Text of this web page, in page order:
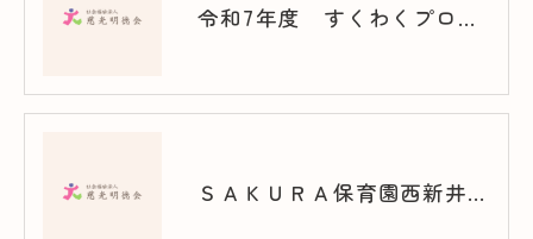
令和7年度 すくわくプログラム（西新井）
ＳＡＫＵＲＡ保育園西新井 スクワク報告書